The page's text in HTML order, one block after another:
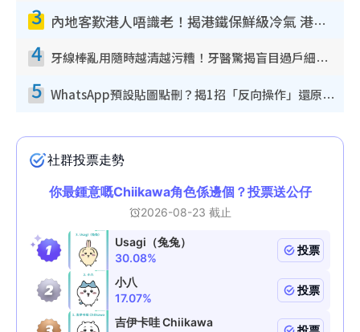
3 內地客歎港人唔識老！揭港鐵保鮮級冷氣 港人求放過：咪投訴
4 牙線棒亂用隨時越清越污糟！牙醫驚揭盲目過戶細菌恐致蛀牙：呢種先係日常真保養
5 WhatsApp預設貼圖點刪？揭1招「反向操作」還原簡潔介面 附3步實測教學